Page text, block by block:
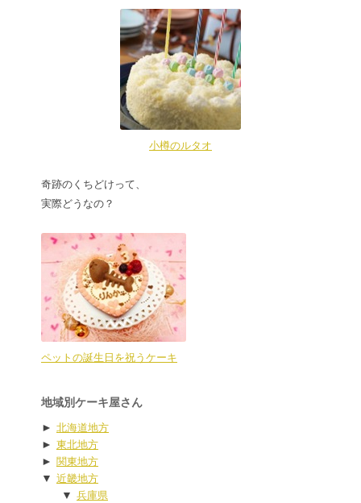
小樽のルタオ
奇跡のくちどけって、
実際どうなの？
ペットの誕生日を祝うケーキ
地域別ケーキ屋さん
► 北海道地方
► 東北地方
► 関東地方
▼ 近畿地方
▼ 兵庫県